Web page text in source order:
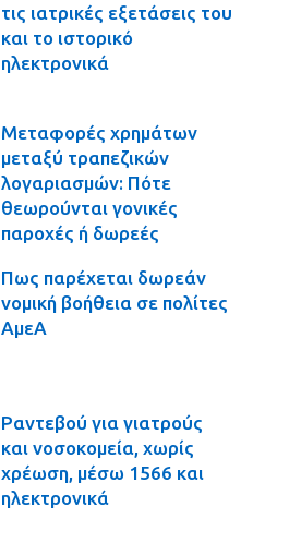
τις ιατρικές εξετάσεις του
και το ιστορικό
ηλεκτρονικά
Μεταφορές χρημάτων
μεταξύ τραπεζικών
λογαριασμών: Πότε
θεωρούνται γονικές
παροχές ή δωρεές
Πως παρέχεται δωρεάν
νομική βοήθεια σε πολίτες
ΑμεΑ
Ραντεβού για γιατρούς
και νοσοκομεία, χωρίς
χρέωση, μέσω 1566 και
ηλεκτρονικά